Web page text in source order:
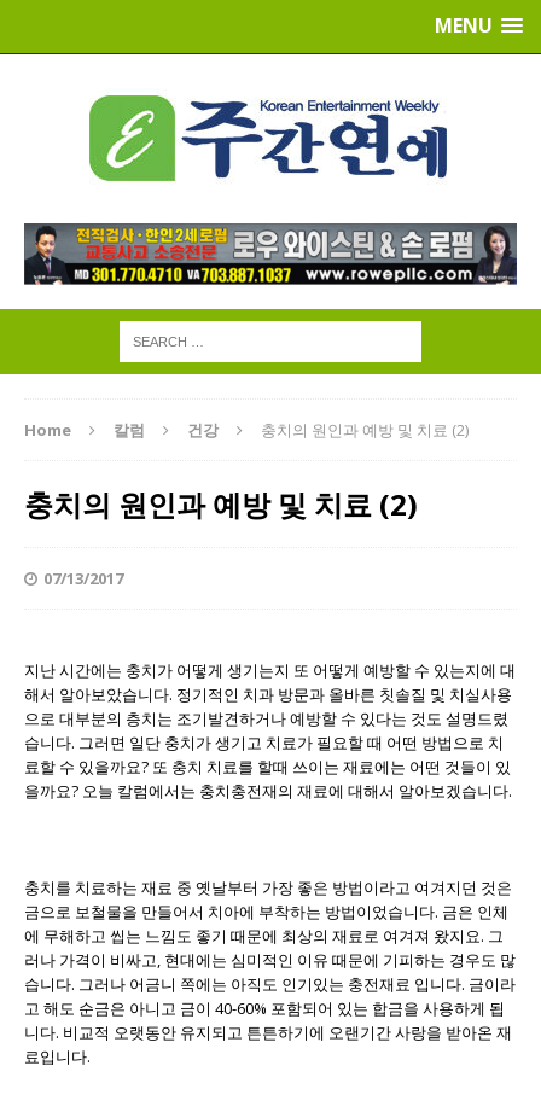
MENU
Home 칼럼 건강 충치의 원인과 예방 및 치료 (2)
충치의 원인과 예방 및 치료 (2)
07/13/2017
지난 시간에는 충치가 어떻게 생기는지 또 어떻게 예방할 수 있는지에 대
해서 알아보았습니다. 정기적인 치과 방문과 올바른 칫솔질 및 치실사용
으로 대부분의 층치는 조기발견하거나 예방할 수 있다는 것도 설명드렸
습니다. 그러면 일단 충치가 생기고 치료가 필요할 때 어떤 방법으로 치
료할 수 있을까요? 또 충치 치료를 할때 쓰이는 재료에는 어떤 것들이 있
을까요? 오늘 칼럼에서는 충치충전재의 재료에 대해서 알아보겠습니다.
충치를 치료하는 재료 중 옛날부터 가장 좋은 방법이라고 여겨지던 것은
금으로 보철물을 만들어서 치아에 부착하는 방법이었습니다. 금은 인체
에 무해하고 씹는 느낌도 좋기 때문에 최상의 재료로 여겨져 왔지요. 그
러나 가격이 비싸고, 현대에는 심미적인 이유 때문에 기피하는 경우도 많
습니다. 그러나 어금니 쪽에는 아직도 인기있는 충전재료 입니다. 금이라
고 해도 순금은 아니고 금이 40-60% 포함되어 있는 합금을 사용하게 됩
니다. 비교적 오랫동안 유지되고 튼튼하기에 오랜기간 사랑을 받아온 재
료입니다.